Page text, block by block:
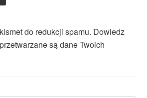
do redukcji spamu. Dowiedz
są dane Twoich